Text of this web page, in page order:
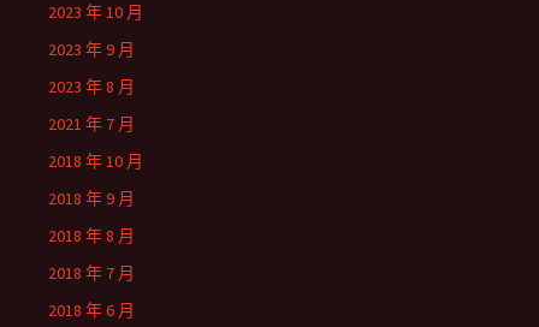
2023 年 10 月
2023 年 9 月
2023 年 8 月
2021 年 7 月
2018 年 10 月
2018 年 9 月
2018 年 8 月
2018 年 7 月
2018 年 6 月